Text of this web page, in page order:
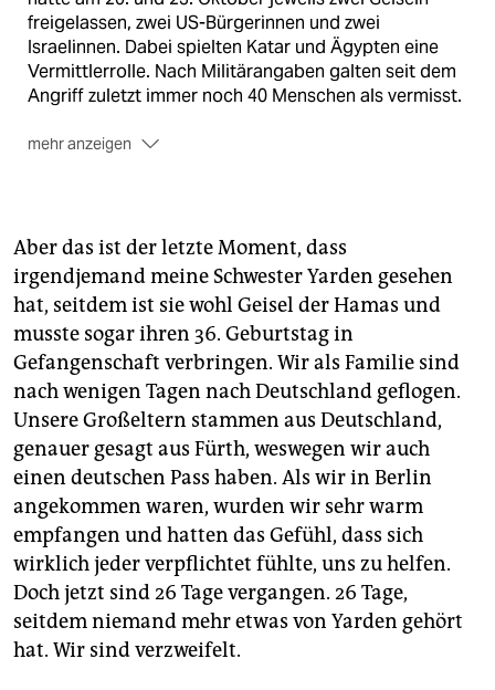
freigelassen, zwei US-Bürgerinnen und zwei
Israelinnen. Dabei spielten Katar und Ägypten eine
Vermittlerrolle. Nach Militärangaben galten seit dem
Angriff zuletzt immer noch 40 Menschen als vermisst.
mehr anzeigen
niedrigen zweistelligen Zahl an Entführten mit auch
deutscher Staatsangehörigkeit aus, israelische
Behörden nannten zuletzt 12. Zu den Angehörigen der
Verschleppten halte man „engen Kontakt“, beteuert
das Außenministerium. Tatsächlich kam es hier auch
zu direkten Zusammentreffen, als Scholz und
Baerbock zuletzt Israel besuchten. Einen
unmittelbaren Kontakt zu den Entführten selbst hat
das Amt nicht. Auch über die konkreten
Verhandlungen gibt sich das Ministerium sehr
bedeckt. Schon direkt nach den Terroranschlägen
vom 7. Oktober wurde dort aber ein Sonderstab für
die entführten Deutschen eingerichtet. Außerdem
wurde ein Krisenbeauftragter bestimmt, der zuletzt
mehrmals nach Israel flog. Der Stab tauscht sich mit
israelischen Behörden und gesprächsbereiten
Akteuren in der Nahostregion wie Ägypten aus, die
auf die Hamas einwirken sollen. Auch zu deutschen
Aber das ist der letzte Moment, dass
irgendjemand meine Schwester Yarden gesehen
hat, seitdem ist sie wohl Geisel der Hamas und
musste sogar ihren 36. Geburtstag in
Gefangenschaft verbringen. Wir als Familie sind
nach wenigen Tagen nach Deutschland geflogen.
Unsere Großeltern stammen aus Deutschland,
genauer gesagt aus Fürth, weswegen wir auch
einen deutschen Pass haben. Als wir in Berlin
angekommen waren, wurden wir sehr warm
empfangen und hatten das Gefühl, dass sich
wirklich jeder verpflichtet fühlte, uns zu helfen.
Doch jetzt sind 26 Tage vergangen. 26 Tage,
seitdem niemand mehr etwas von Yarden gehört
hat. Wir sind verzweifelt.